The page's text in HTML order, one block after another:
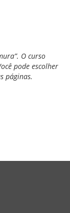
O curso
pode escolher
páginas.